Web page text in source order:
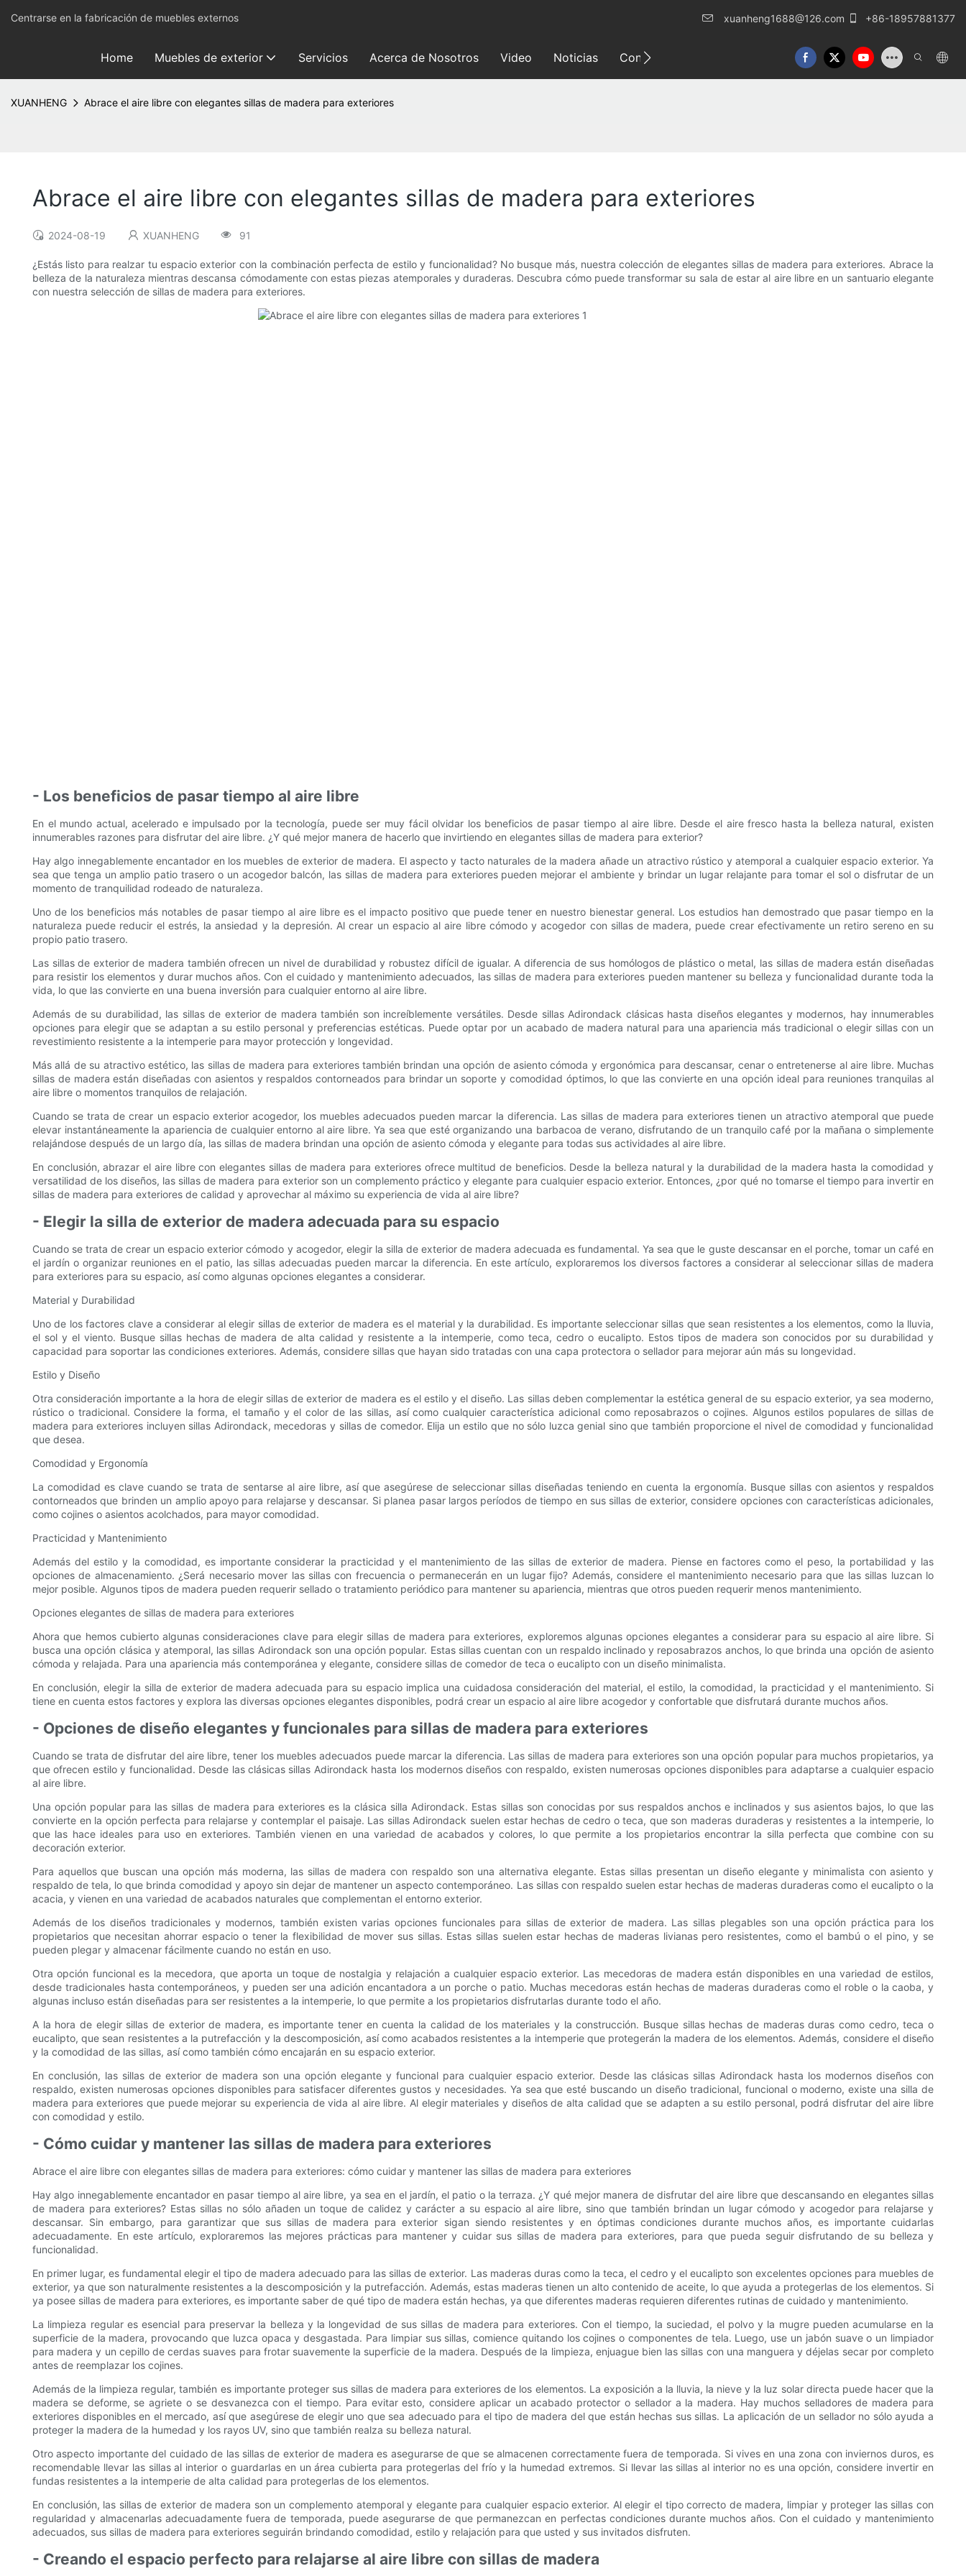
Centrarse en la fabricación de muebles externos xuanheng1688@126.com +86-18957881377
Home Muebles de exterior Servicios Acerca de Nosotros Video Noticias Contáctenos
XUANHENG Abrace el aire libre con elegantes sillas de madera para exteriores
Abrace el aire libre con elegantes sillas de madera para exteriores
2024-08-19 XUANHENG 91
¿Estás listo para realzar tu espacio exterior con la combinación perfecta de estilo y funcionalidad? No busque más, nuestra colección de elegantes sillas de madera para exteriores. Abrace la
belleza de la naturaleza mientras descansa cómodamente con estas piezas atemporales y duraderas. Descubra cómo puede transformar su sala de estar al aire libre en un santuario elegante
con nuestra selección de sillas de madera para exteriores.
- Los beneficios de pasar tiempo al aire libre
En el mundo actual, acelerado e impulsado por la tecnología, puede ser muy fácil olvidar los beneficios de pasar tiempo al aire libre. Desde el aire fresco hasta la belleza natural, existen
innumerables razones para disfrutar del aire libre. ¿Y qué mejor manera de hacerlo que invirtiendo en elegantes sillas de madera para exterior?
Hay algo innegablemente encantador en los muebles de exterior de madera. El aspecto y tacto naturales de la madera añade un atractivo rústico y atemporal a cualquier espacio exterior. Ya
sea que tenga un amplio patio trasero o un acogedor balcón, las sillas de madera para exteriores pueden mejorar el ambiente y brindar un lugar relajante para tomar el sol o disfrutar de un
momento de tranquilidad rodeado de naturaleza.
Uno de los beneficios más notables de pasar tiempo al aire libre es el impacto positivo que puede tener en nuestro bienestar general. Los estudios han demostrado que pasar tiempo en la
naturaleza puede reducir el estrés, la ansiedad y la depresión. Al crear un espacio al aire libre cómodo y acogedor con sillas de madera, puede crear efectivamente un retiro sereno en su
propio patio trasero.
Las sillas de exterior de madera también ofrecen un nivel de durabilidad y robustez difícil de igualar. A diferencia de sus homólogos de plástico o metal, las sillas de madera están diseñadas
para resistir los elementos y durar muchos años. Con el cuidado y mantenimiento adecuados, las sillas de madera para exteriores pueden mantener su belleza y funcionalidad durante toda la
vida, lo que las convierte en una buena inversión para cualquier entorno al aire libre.
Además de su durabilidad, las sillas de exterior de madera también son increíblemente versátiles. Desde sillas Adirondack clásicas hasta diseños elegantes y modernos, hay innumerables
opciones para elegir que se adaptan a su estilo personal y preferencias estéticas. Puede optar por un acabado de madera natural para una apariencia más tradicional o elegir sillas con un
revestimiento resistente a la intemperie para mayor protección y longevidad.
Más allá de su atractivo estético, las sillas de madera para exteriores también brindan una opción de asiento cómoda y ergonómica para descansar, cenar o entretenerse al aire libre. Muchas
sillas de madera están diseñadas con asientos y respaldos contorneados para brindar un soporte y comodidad óptimos, lo que las convierte en una opción ideal para reuniones tranquilas al
aire libre o momentos tranquilos de relajación.
Cuando se trata de crear un espacio exterior acogedor, los muebles adecuados pueden marcar la diferencia. Las sillas de madera para exteriores tienen un atractivo atemporal que puede
elevar instantáneamente la apariencia de cualquier entorno al aire libre. Ya sea que esté organizando una barbacoa de verano, disfrutando de un tranquilo café por la mañana o simplemente
relajándose después de un largo día, las sillas de madera brindan una opción de asiento cómoda y elegante para todas sus actividades al aire libre.
En conclusión, abrazar el aire libre con elegantes sillas de madera para exteriores ofrece multitud de beneficios. Desde la belleza natural y la durabilidad de la madera hasta la comodidad y
versatilidad de los diseños, las sillas de madera para exterior son un complemento práctico y elegante para cualquier espacio exterior. Entonces, ¿por qué no tomarse el tiempo para invertir en
sillas de madera para exteriores de calidad y aprovechar al máximo su experiencia de vida al aire libre?
- Elegir la silla de exterior de madera adecuada para su espacio
Cuando se trata de crear un espacio exterior cómodo y acogedor, elegir la silla de exterior de madera adecuada es fundamental. Ya sea que le guste descansar en el porche, tomar un café en
el jardín o organizar reuniones en el patio, las sillas adecuadas pueden marcar la diferencia. En este artículo, exploraremos los diversos factores a considerar al seleccionar sillas de madera
para exteriores para su espacio, así como algunas opciones elegantes a considerar.
Material y Durabilidad
Uno de los factores clave a considerar al elegir sillas de exterior de madera es el material y la durabilidad. Es importante seleccionar sillas que sean resistentes a los elementos, como la lluvia,
el sol y el viento. Busque sillas hechas de madera de alta calidad y resistente a la intemperie, como teca, cedro o eucalipto. Estos tipos de madera son conocidos por su durabilidad y
capacidad para soportar las condiciones exteriores. Además, considere sillas que hayan sido tratadas con una capa protectora o sellador para mejorar aún más su longevidad.
Estilo y Diseño
Otra consideración importante a la hora de elegir sillas de exterior de madera es el estilo y el diseño. Las sillas deben complementar la estética general de su espacio exterior, ya sea moderno,
rústico o tradicional. Considere la forma, el tamaño y el color de las sillas, así como cualquier característica adicional como reposabrazos o cojines. Algunos estilos populares de sillas de
madera para exteriores incluyen sillas Adirondack, mecedoras y sillas de comedor. Elija un estilo que no sólo luzca genial sino que también proporcione el nivel de comodidad y funcionalidad
que desea.
Comodidad y Ergonomía
La comodidad es clave cuando se trata de sentarse al aire libre, así que asegúrese de seleccionar sillas diseñadas teniendo en cuenta la ergonomía. Busque sillas con asientos y respaldos
contorneados que brinden un amplio apoyo para relajarse y descansar. Si planea pasar largos períodos de tiempo en sus sillas de exterior, considere opciones con características adicionales,
como cojines o asientos acolchados, para mayor comodidad.
Practicidad y Mantenimiento
Además del estilo y la comodidad, es importante considerar la practicidad y el mantenimiento de las sillas de exterior de madera. Piense en factores como el peso, la portabilidad y las
opciones de almacenamiento. ¿Será necesario mover las sillas con frecuencia o permanecerán en un lugar fijo? Además, considere el mantenimiento necesario para que las sillas luzcan lo
mejor posible. Algunos tipos de madera pueden requerir sellado o tratamiento periódico para mantener su apariencia, mientras que otros pueden requerir menos mantenimiento.
Opciones elegantes de sillas de madera para exteriores
Ahora que hemos cubierto algunas consideraciones clave para elegir sillas de madera para exteriores, exploremos algunas opciones elegantes a considerar para su espacio al aire libre. Si
busca una opción clásica y atemporal, las sillas Adirondack son una opción popular. Estas sillas cuentan con un respaldo inclinado y reposabrazos anchos, lo que brinda una opción de asiento
cómoda y relajada. Para una apariencia más contemporánea y elegante, considere sillas de comedor de teca o eucalipto con un diseño minimalista.
En conclusión, elegir la silla de exterior de madera adecuada para su espacio implica una cuidadosa consideración del material, el estilo, la comodidad, la practicidad y el mantenimiento. Si
tiene en cuenta estos factores y explora las diversas opciones elegantes disponibles, podrá crear un espacio al aire libre acogedor y confortable que disfrutará durante muchos años.
- Opciones de diseño elegantes y funcionales para sillas de madera para exteriores
Cuando se trata de disfrutar del aire libre, tener los muebles adecuados puede marcar la diferencia. Las sillas de madera para exteriores son una opción popular para muchos propietarios, ya
que ofrecen estilo y funcionalidad. Desde las clásicas sillas Adirondack hasta los modernos diseños con respaldo, existen numerosas opciones disponibles para adaptarse a cualquier espacio
al aire libre.
Una opción popular para las sillas de madera para exteriores es la clásica silla Adirondack. Estas sillas son conocidas por sus respaldos anchos e inclinados y sus asientos bajos, lo que las
convierte en la opción perfecta para relajarse y contemplar el paisaje. Las sillas Adirondack suelen estar hechas de cedro o teca, que son maderas duraderas y resistentes a la intemperie, lo
que las hace ideales para uso en exteriores. También vienen en una variedad de acabados y colores, lo que permite a los propietarios encontrar la silla perfecta que combine con su
decoración exterior.
Para aquellos que buscan una opción más moderna, las sillas de madera con respaldo son una alternativa elegante. Estas sillas presentan un diseño elegante y minimalista con asiento y
respaldo de tela, lo que brinda comodidad y apoyo sin dejar de mantener un aspecto contemporáneo. Las sillas con respaldo suelen estar hechas de maderas duraderas como el eucalipto o la
acacia, y vienen en una variedad de acabados naturales que complementan el entorno exterior.
Además de los diseños tradicionales y modernos, también existen varias opciones funcionales para sillas de exterior de madera. Las sillas plegables son una opción práctica para los
propietarios que necesitan ahorrar espacio o tener la flexibilidad de mover sus sillas. Estas sillas suelen estar hechas de maderas livianas pero resistentes, como el bambú o el pino, y se
pueden plegar y almacenar fácilmente cuando no están en uso.
Otra opción funcional es la mecedora, que aporta un toque de nostalgia y relajación a cualquier espacio exterior. Las mecedoras de madera están disponibles en una variedad de estilos,
desde tradicionales hasta contemporáneos, y pueden ser una adición encantadora a un porche o patio. Muchas mecedoras están hechas de maderas duraderas como el roble o la caoba, y
algunas incluso están diseñadas para ser resistentes a la intemperie, lo que permite a los propietarios disfrutarlas durante todo el año.
A la hora de elegir sillas de exterior de madera, es importante tener en cuenta la calidad de los materiales y la construcción. Busque sillas hechas de maderas duras como cedro, teca o
eucalipto, que sean resistentes a la putrefacción y la descomposición, así como acabados resistentes a la intemperie que protegerán la madera de los elementos. Además, considere el diseño
y la comodidad de las sillas, así como también cómo encajarán en su espacio exterior.
En conclusión, las sillas de exterior de madera son una opción elegante y funcional para cualquier espacio exterior. Desde las clásicas sillas Adirondack hasta los modernos diseños con
respaldo, existen numerosas opciones disponibles para satisfacer diferentes gustos y necesidades. Ya sea que esté buscando un diseño tradicional, funcional o moderno, existe una silla de
madera para exteriores que puede mejorar su experiencia de vida al aire libre. Al elegir materiales y diseños de alta calidad que se adapten a su estilo personal, podrá disfrutar del aire libre
con comodidad y estilo.
- Cómo cuidar y mantener las sillas de madera para exteriores
Abrace el aire libre con elegantes sillas de madera para exteriores: cómo cuidar y mantener las sillas de madera para exteriores
Hay algo innegablemente encantador en pasar tiempo al aire libre, ya sea en el jardín, el patio o la terraza. ¿Y qué mejor manera de disfrutar del aire libre que descansando en elegantes sillas
de madera para exteriores? Estas sillas no sólo añaden un toque de calidez y carácter a su espacio al aire libre, sino que también brindan un lugar cómodo y acogedor para relajarse y
descansar. Sin embargo, para garantizar que sus sillas de madera para exterior sigan siendo resistentes y en óptimas condiciones durante muchos años, es importante cuidarlas
adecuadamente. En este artículo, exploraremos las mejores prácticas para mantener y cuidar sus sillas de madera para exteriores, para que pueda seguir disfrutando de su belleza y
funcionalidad.
En primer lugar, es fundamental elegir el tipo de madera adecuado para las sillas de exterior. Las maderas duras como la teca, el cedro y el eucalipto son excelentes opciones para muebles de
exterior, ya que son naturalmente resistentes a la descomposición y la putrefacción. Además, estas maderas tienen un alto contenido de aceite, lo que ayuda a protegerlas de los elementos. Si
ya posee sillas de madera para exteriores, es importante saber de qué tipo de madera están hechas, ya que diferentes maderas requieren diferentes rutinas de cuidado y mantenimiento.
La limpieza regular es esencial para preservar la belleza y la longevidad de sus sillas de madera para exteriores. Con el tiempo, la suciedad, el polvo y la mugre pueden acumularse en la
superficie de la madera, provocando que luzca opaca y desgastada. Para limpiar sus sillas, comience quitando los cojines o componentes de tela. Luego, use un jabón suave o un limpiador
para madera y un cepillo de cerdas suaves para frotar suavemente la superficie de la madera. Después de la limpieza, enjuague bien las sillas con una manguera y déjelas secar por completo
antes de reemplazar los cojines.
Además de la limpieza regular, también es importante proteger sus sillas de madera para exteriores de los elementos. La exposición a la lluvia, la nieve y la luz solar directa puede hacer que la
madera se deforme, se agriete o se desvanezca con el tiempo. Para evitar esto, considere aplicar un acabado protector o sellador a la madera. Hay muchos selladores de madera para
exteriores disponibles en el mercado, así que asegúrese de elegir uno que sea adecuado para el tipo de madera del que están hechas sus sillas. La aplicación de un sellador no sólo ayuda a
proteger la madera de la humedad y los rayos UV, sino que también realza su belleza natural.
Otro aspecto importante del cuidado de las sillas de exterior de madera es asegurarse de que se almacenen correctamente fuera de temporada. Si vives en una zona con inviernos duros, es
recomendable llevar las sillas al interior o guardarlas en un área cubierta para protegerlas del frío y la humedad extremos. Si llevar las sillas al interior no es una opción, considere invertir en
fundas resistentes a la intemperie de alta calidad para protegerlas de los elementos.
En conclusión, las sillas de exterior de madera son un complemento atemporal y elegante para cualquier espacio exterior. Al elegir el tipo correcto de madera, limpiar y proteger las sillas con
regularidad y almacenarlas adecuadamente fuera de temporada, puede asegurarse de que permanezcan en perfectas condiciones durante muchos años. Con el cuidado y mantenimiento
adecuados, sus sillas de madera para exteriores seguirán brindando comodidad, estilo y relajación para que usted y sus invitados disfruten.
- Creando el espacio perfecto para relajarse al aire libre con sillas de madera